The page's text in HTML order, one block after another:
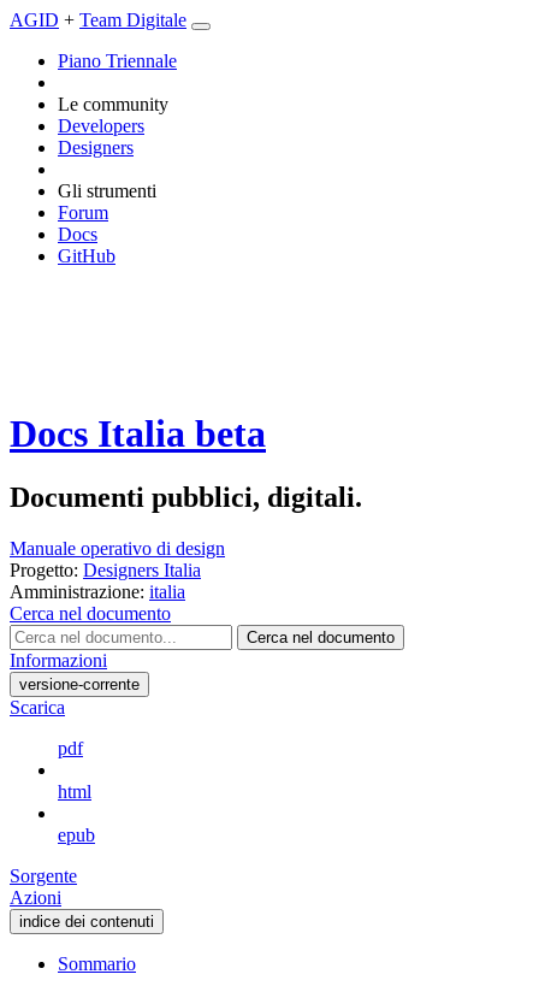
AGID + Team Digitale
Piano Triennale
Le community
Developers
Designers
Gli strumenti
Forum
Docs
GitHub
Docs Italia beta
Documenti pubblici, digitali.
Manuale operativo di design
Progetto: Designers Italia
Amministrazione: italia
Cerca nel documento
Cerca nel documento
Informazioni
versione-corrente
Scarica
pdf
html
epub
Sorgente
Azioni
indice dei contenuti
Sommario